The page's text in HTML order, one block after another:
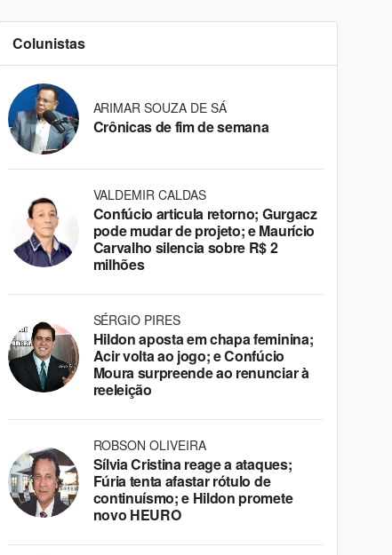
Colunistas
ARIMAR SOUZA DE SÁ
Crônicas de fim de semana
VALDEMIR CALDAS
Confúcio articula retorno; Gurgacz
pode mudar de projeto; e Maurício
Carvalho silencia sobre R$ 2
milhões
SÉRGIO PIRES
Hildon aposta em chapa feminina;
Acir volta ao jogo; e Confúcio
Moura surpreende ao renunciar à
reeleição
ROBSON OLIVEIRA
Sílvia Cristina reage a ataques;
Fúria tenta afastar rótulo de
continuísmo; e Hildon promete
novo HEURO